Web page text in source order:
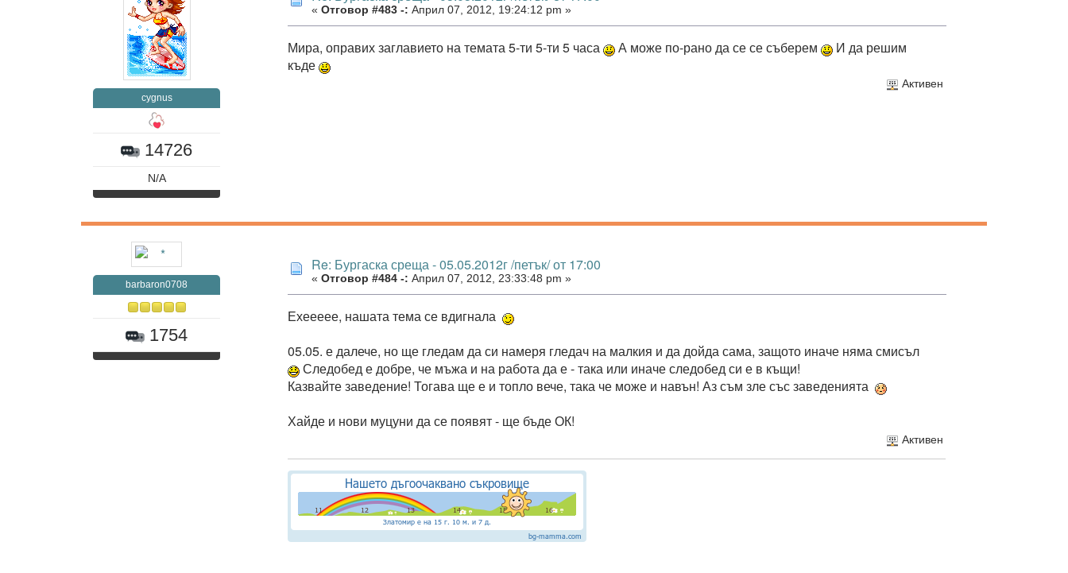
cygnus
14726
N/A
« Отговор #483 -: Април 07, 2012, 19:24:12 pm »
Мира, оправих заглавието на темата 5-ти 5-ти 5 часа А може по-рано да се се съберем
И да решим
къде
Активен
barbaron0708
1754
Re: Бургаска среща - 05.05.2012г /петък/ от 17:00
« Отговор #484 -: Април 07, 2012, 23:33:48 pm »
Ехеееее, нашата тема се вдигнала
05.05. е далече, но ще гледам да си намеря гледач на малкия и да дойда сама, защото иначе няма смисъл
Следобед е добре, че мъжа и на работа да е - така или иначе следобед си е в къщи!
Казвайте заведение! Тогава ще е и топло вече, така че може и навън! Аз съм зле със заведенията
Хайде и нови муцуни да се появят - ще бъде ОК!
Активен